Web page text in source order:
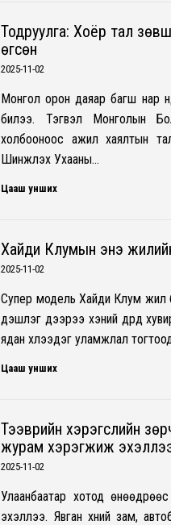
Тодруулга: Хоёр тал
өгсөн
2025-11-02
Монгол орон даяар багш нар
билээ. Тэгвэл Монголын
холбооноос ажил хаялтын
Шинжлэх Ухааны…
Цааш унших
Хайди Клумын энэ
2025-11-02
Супер модель Хайди Клум жил
үдэшлэг дээрээ хэний дүрд
ядан хүлээдэг уламжлал
Цааш унших
Тээврийн хэрэгслийн
журам хэрэгжиж
2025-11-02
Улаанбаатар хотод
эхэллээ. Явган хүний зам,